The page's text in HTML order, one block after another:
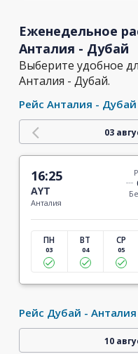
Еженедельное
Анталия - Дубай
Выберите удобное
Анталия - Дубай.
Рейс Анталия - Дубай
03
16:25
AYT
Анталия
ПН
03
ВТ
04
СР
05
Рейс Дубай - Анталия
10